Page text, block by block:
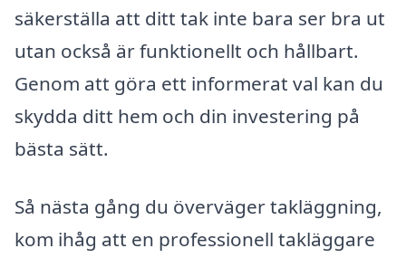
säkerställa att ditt tak inte bara ser bra ut
utan också är funktionellt och hållbart.
Genom att göra ett informerat val kan du
skydda ditt hem och din investering på
bästa sätt.
Så nästa gång du överväger takläggning,
kom ihåg att en professionell takläggare